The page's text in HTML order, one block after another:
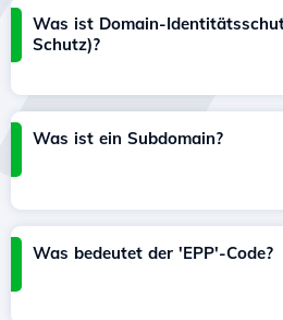
Was ist Domain-
Schutz)?
Was ist ein Subdomain?
Was bedeutet der 'EPP'-Code?